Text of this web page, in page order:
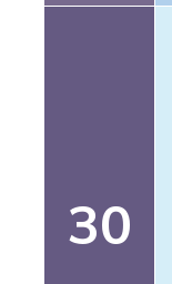
30